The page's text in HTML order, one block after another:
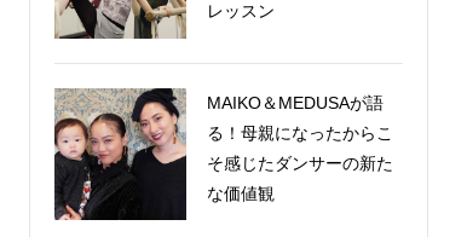
レッスン
MAIKO＆MEDUSAが語
る！母親になったからこ
そ感じたダンサーの新た
な価値観